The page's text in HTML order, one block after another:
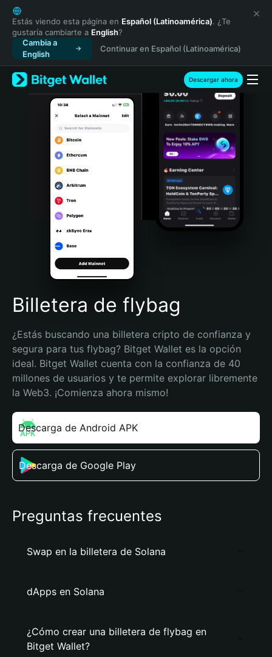
English
日本語
Tiếng Việt
Русский
Español (Latinoamérica)
Türkçe
Italiano
Português (Portugal)
Bahasa Indonesia
Português (Brasil)
Español (Argentina)
Estás viendo esta página en Español (Latinoamérica). ¿Te
gustaría cambiarte a English?
Cambia a
English
Continuar en Español (Latinoamérica)
Descargar ahora
Billetera de flybag
¿Estás buscando una billetera cripto de confianza y
segura para tus flybag? Bitget Wallet es la opción
ideal. Bitget Wallet cuenta con la confianza de 40
millones de usuarios y te permite explorar libremente
la Web3. ¡Comienza ahora mismo!
Descarga de Android APK
Descarga de Google Play
Preguntas frecuentes
Swap en la billetera de Solana
dApps en Solana
¿Cómo crear una billetera de flybag en
Bitget Wallet?